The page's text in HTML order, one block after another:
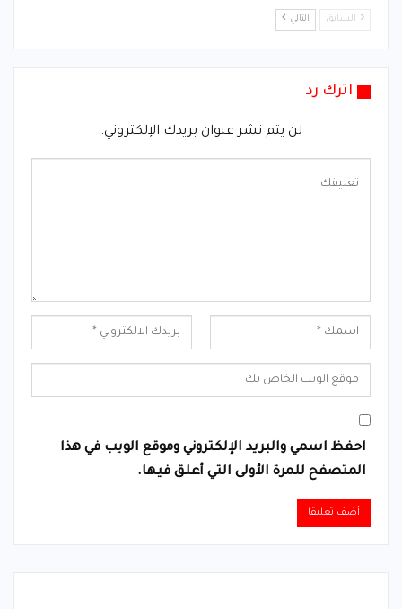
السابق التالي
اترك رد
لن يتم نشر عنوان بريدك الإلكتروني.
احفظ اسمي والبريد الإلكتروني وموقع الويب في هذا
المتصفح للمرة الأولى التي أعلق فيها.